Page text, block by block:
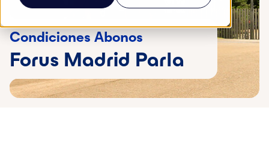
Condiciones Abonos
Forus Madrid Parla